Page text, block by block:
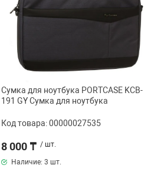
Сумка для ноутбука PORTCASE KCB-
191 GY Сумка для ноутбука
Код товара: 00000027535
8 000 ₸ / шт.
Наличие: 3 шт.